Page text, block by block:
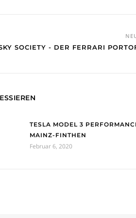
SOCIETY - DER FERRARI
TESLA MODEL 3
MAINZ-FINTHEN
Februar 6, 2020